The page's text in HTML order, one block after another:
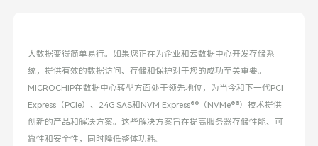
大数据变得简单易行。如果您正在为企业和云数据中心开发存储系
统，提供有效的数据访问、存储和保护对于您的成功至关重要。
MICROCHIP在数据中心转型方面处于领先地位，为当今和下一代PCI
Express（PCIe）、24G SAS和NVM Express®®（NVMe®®）技术提供
创新的产品和解决方案。这些解决方案旨在提高服务器存储性能、可
靠性和安全性，同时降低整体功耗。